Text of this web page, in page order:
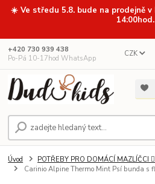
☀️ Ve středu 5.8. bude na prodejně
14:00hod.
CZK
+420 730 939 438
Po-Pá 10-17hod WhatsApp
Úvod POTŘEBY PRO DOMÁCÍ MAZLÍČCI
Carinio Alpine Thermo Mint Psí bunda s